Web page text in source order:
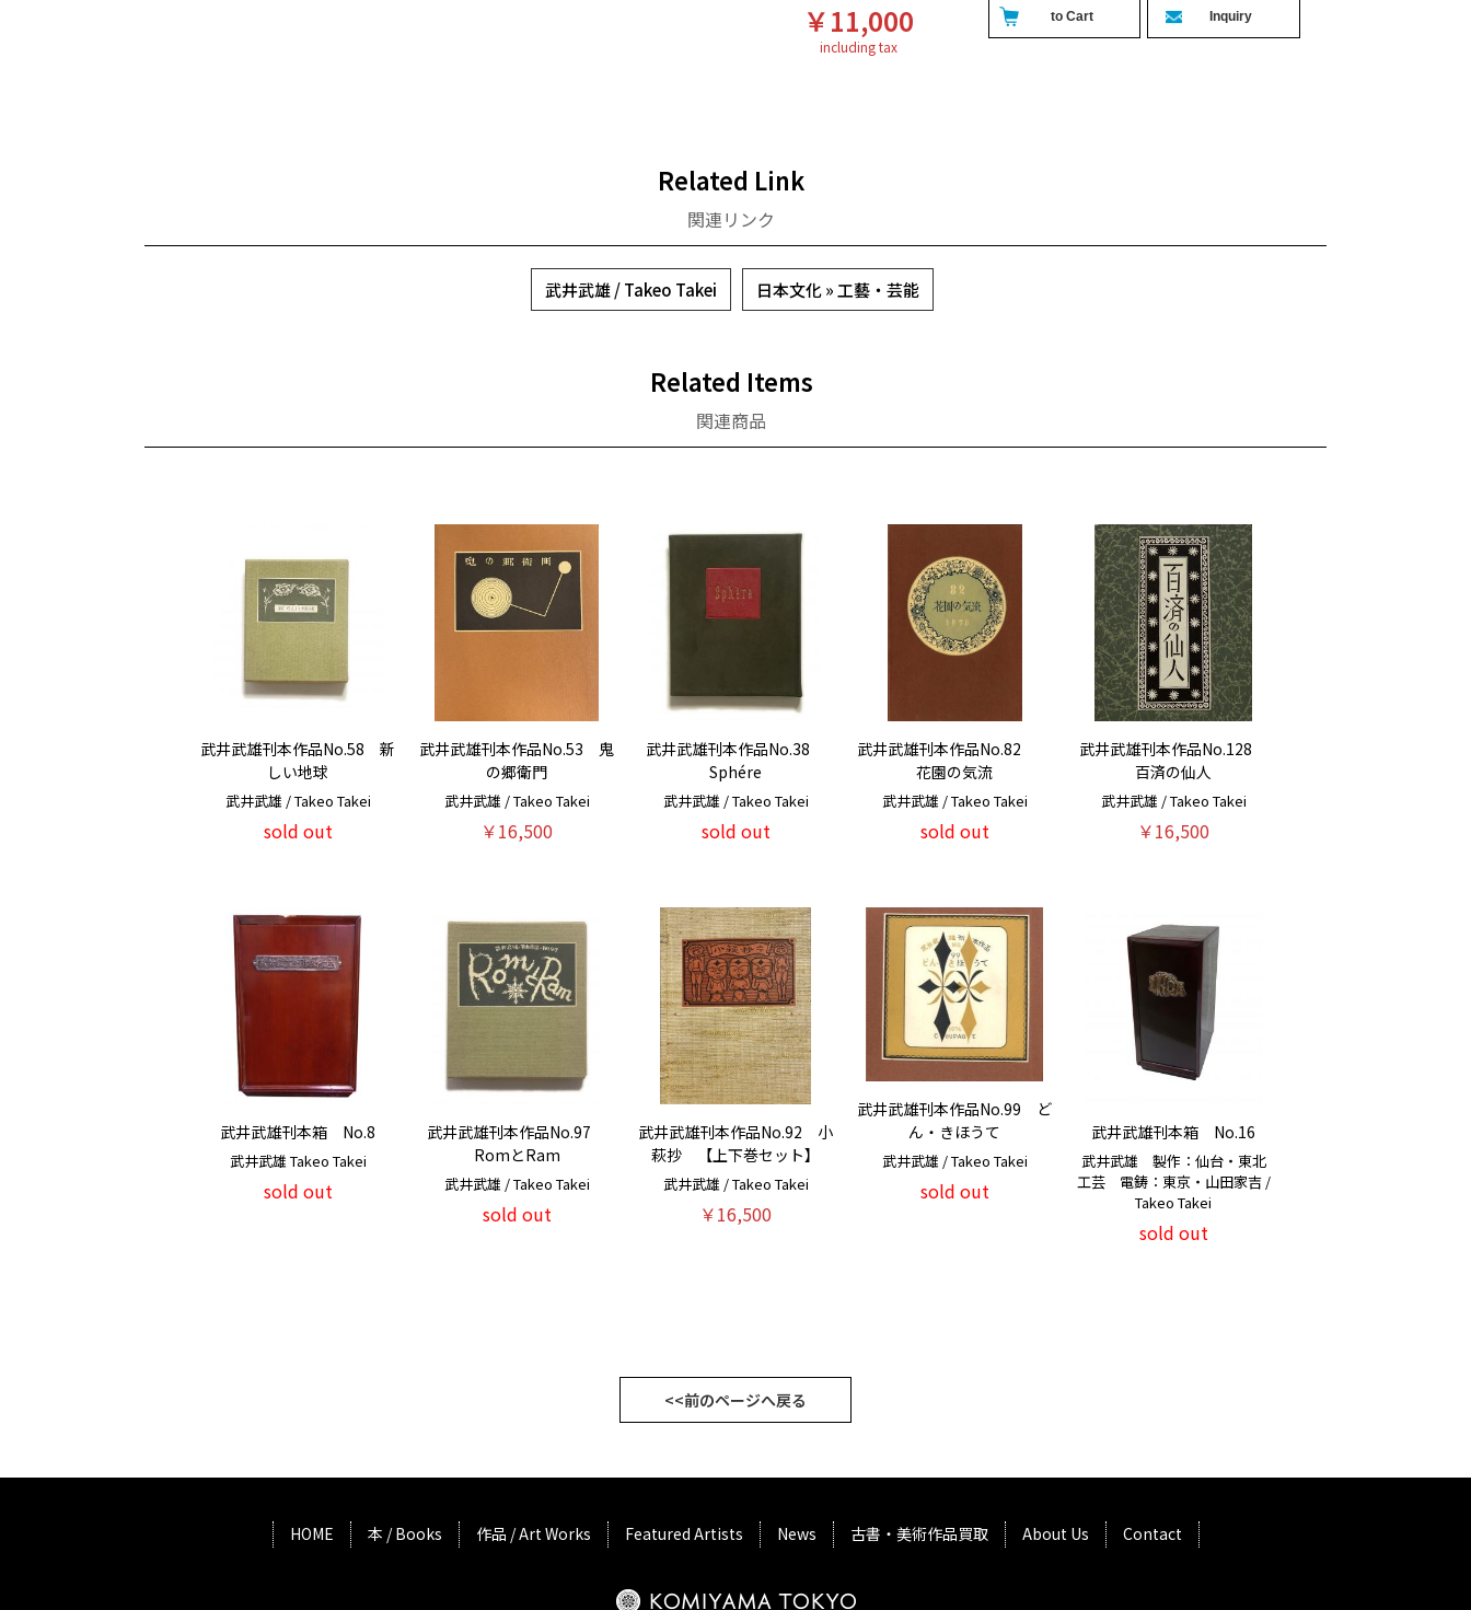
￥11,000
including tax
Related Link
関連リンク
武井武雄 / Takeo Takei 日本文化 » 工藝・芸能
Related Items
関連商品
武井武雄刊本作品No.58 新
しい地球
武井武雄 / Takeo Takei
sold out
武井武雄刊本作品No.53 鬼
の郷衛門
武井武雄 / Takeo Takei
￥16,500
武井武雄刊本作品No.38
Sphére
武井武雄 / Takeo Takei
sold out
武井武雄刊本作品No.82
花園の気流
武井武雄 / Takeo Takei
sold out
武井武雄刊本作品No.128
百済の仙人
武井武雄 / Takeo Takei
￥16,500
武井武雄刊本箱 No.8
武井武雄 Takeo Takei
sold out
武井武雄刊本作品No.97
RomとRam
武井武雄 / Takeo Takei
sold out
武井武雄刊本作品No.92 小
萩抄 【上下巻セット】
武井武雄 / Takeo Takei
￥16,500
武井武雄刊本作品No.99 ど
ん・きほうて
武井武雄 / Takeo Takei
sold out
武井武雄刊本箱 No.16
武井武雄 製作：仙台・東北
工芸 電鋳：東京・山田家吉 /
Takeo Takei
sold out
<<前のページへ戻る
HOME 本 / Books 作品 / Art Works Featured Artists News 古書・美術作品買取 About Us Contact